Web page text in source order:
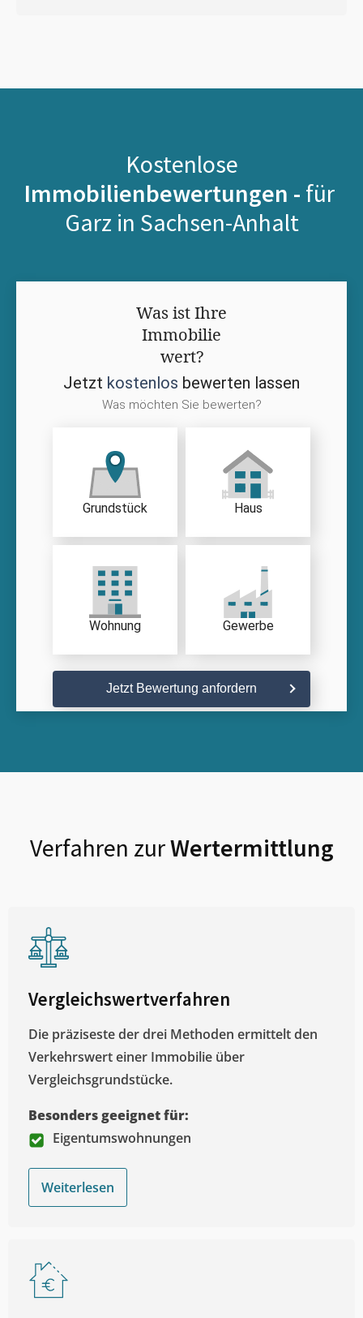
Kostenlose
Immobilienbewertungen - für
Garz in Sachsen-Anhalt
Was ist Ihre
Immobilie
wert?
Jetzt kostenlos bewerten lassen
Was möchten Sie bewerten?
Grundstück Haus
Wohnung Gewerbe
Jetzt Bewertung anfordern
Verfahren zurWertermittlung
Vergleichswertverfahren
Die präziseste der drei Methoden ermittelt den
Verkehrswert einer Immobilie über
Vergleichsgrundstücke.
Besonders geeignet für:
Eigentumswohnungen
Weiterlesen